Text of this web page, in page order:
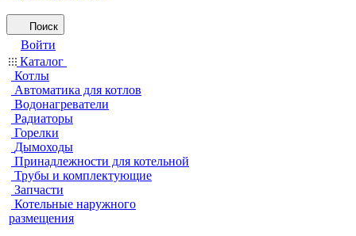
Поиск
Войти
Каталог
Котлы
Автоматика для котлов
Водонагреватели
Радиаторы
Горелки
Дымоходы
Принадлежности для котельной
Трубы и комплектующие
Запчасти
Котельные наружного
размещения